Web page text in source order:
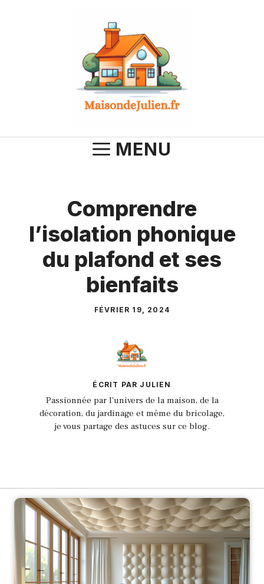
MENU
Comprendre
l’isolation phonique
du plafond et ses
bienfaits
FÉVRIER 19, 2024
ÉCRIT PAR JULIEN
Passionnée par l'univers de la maison, de la
décoration, du jardinage et même du bricolage,
je vous partage des astuces sur ce blog.